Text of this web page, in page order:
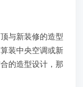
与新装修的造型
装中央空调或新
的造型设计，那